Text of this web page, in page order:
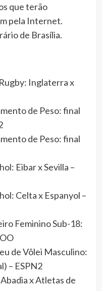
que terão
pela Internet.
de Brasília.
Inglaterra x
de Peso: final
de Peso: final
Eibar x Sevilla –
Celta x Espanyol –
Feminino Sub-18:
de Vôlei Masculino:
– ESPN2
x Atletas de